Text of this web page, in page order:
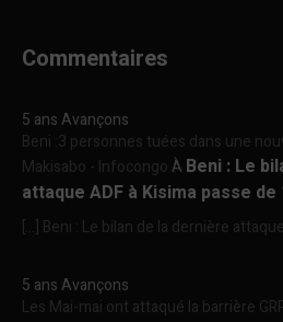
Commentaires
5 ans Avançons
Beni :3 personnes tuées dans une
Makisabo - InfocongoÀ Beni : Le
attaque ADF à Kisima passe
[…] Beni : Le bilan de la dernière
5 ans Avançons
Les Mai-mai ont attaqué la barrière